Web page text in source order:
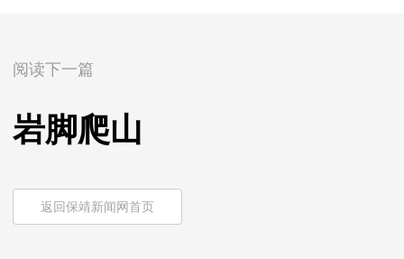
阅读下一篇
岩脚爬山
返回保靖新闻网首页